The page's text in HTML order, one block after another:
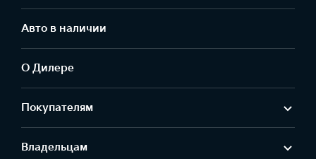
Авто в наличии
О Дилере
Покупателям
Владельцам